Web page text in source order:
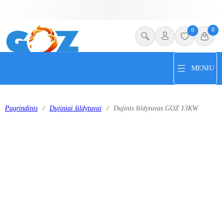
0 0
MENIU
Pagrindinis / Dujiniai šildytuvai / Dujinis šildytuvas GOZ 13KW